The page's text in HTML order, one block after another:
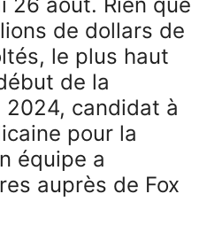
de dollars de
le plus haut
de la
2024, candidat à
pour la
équipe a
auprès de Fox